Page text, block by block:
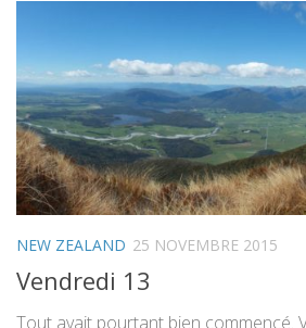
NEW ZEALAND 25 NOVEMBRE 2015
Vendredi 13
Tout avait pourtant bien commencé.